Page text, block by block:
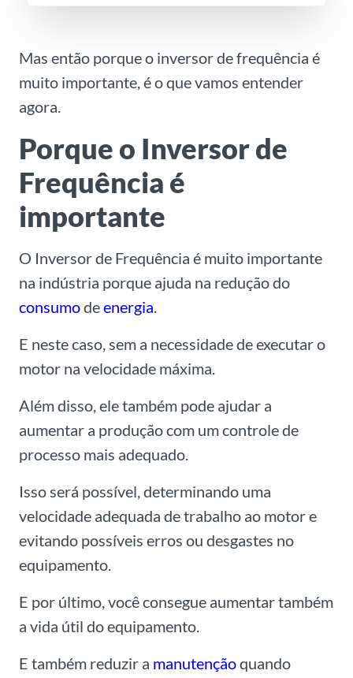
Mas então porque o inversor de frequência é
muito importante, é o que vamos entender
agora.
Porque o Inversor de
Frequência é
importante
O Inversor de Frequência é muito importante
na indústria porque ajuda na redução do
consumodeenergia.
E neste caso, sem a necessidade de executar o
motor na velocidade máxima.
Além disso, ele também pode ajudar a
aumentar a produção com um controle de
processo mais adequado.
Isso será possível, determinando uma
velocidade adequada de trabalho ao motor e
evitando possíveis erros ou desgastes no
equipamento.
E por último, você consegue aumentar também
a vida útil do equipamento.
E também reduzir a manutençãoquando